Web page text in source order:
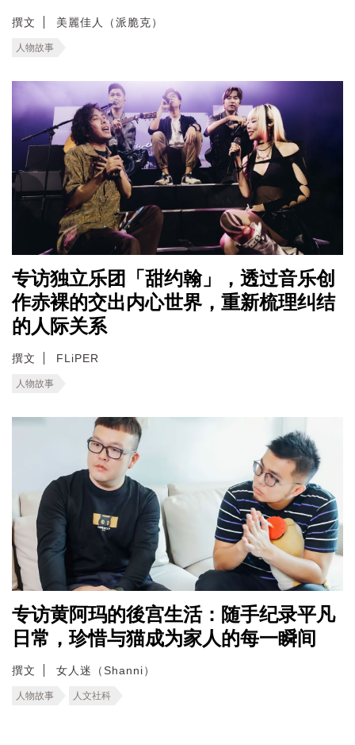
撰文 美麗佳人（派脆克）
人物故事
专访独立乐团「甜约翰」，透过音乐创
作赤裸的交出内心世界，重新梳理纠结
的人际关系
撰文 FLiPER
人物故事
专访黄阿玛的後宫生活：随手纪录平凡
日常，珍惜与猫成为家人的每一瞬间
撰文 女人迷（Shanni）
人物故事 人文社科